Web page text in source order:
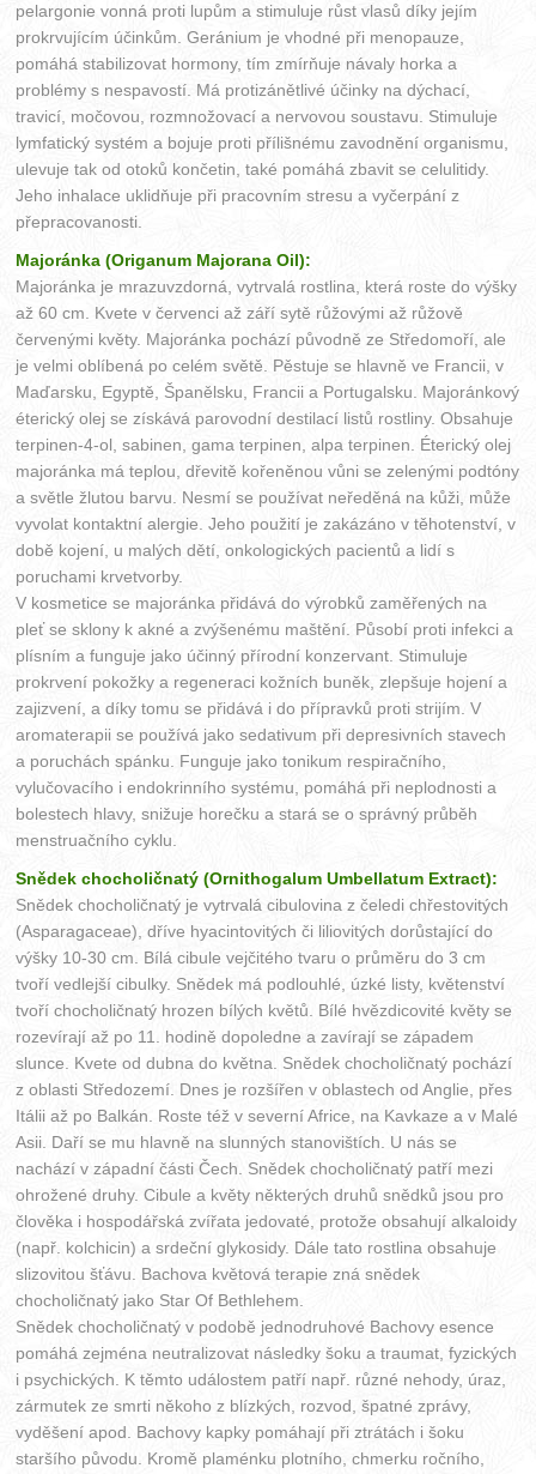
pelargonie vonná proti lupům a stimuluje růst vlasů díky jejím
prokrvujícím účinkům. Geránium je vhodné při menopauze,
pomáhá stabilizovat hormony, tím zmírňuje návaly horka a
problémy s nespavostí. Má protizánětlivé účinky na dýchací,
travicí, močovou, rozmnožovací a nervovou soustavu. Stimuluje
lymfatický systém a bojuje proti přílišnému zavodnění organismu,
ulevuje tak od otoků končetin, také pomáhá zbavit se celulitidy.
Jeho inhalace uklidňuje při pracovním stresu a vyčerpání z
přepracovanosti.
Majoránka (Origanum Majorana Oil):
Majoránka je mrazuvzdorná, vytrvalá rostlina, která roste do výšky
až 60 cm. Kvete v červenci až září sytě růžovými až růžově
červenými květy. Majoránka pochází původně ze Středomoří, ale
je velmi oblíbená po celém světě. Pěstuje se hlavně ve Francii, v
Maďarsku, Egyptě, Španělsku, Francii a Portugalsku. Majoránkový
éterický olej se získává parovodní destilací listů rostliny. Obsahuje
terpinen-4-ol, sabinen, gama terpinen, alpa terpinen. Éterický olej
majoránka má teplou, dřevitě kořeněnou vůni se zelenými podtóny
a světle žlutou barvu. Nesmí se používat neředěná na kůži, může
vyvolat kontaktní alergie. Jeho použití je zakázáno v těhotenství, v
době kojení, u malých dětí, onkologických pacientů a lidí s
poruchami krvetvorby.
V kosmetice se majoránka přidává do výrobků zaměřených na
pleť se sklony k akné a zvýšenému maštění. Působí proti infekci a
plísním a funguje jako účinný přírodní konzervant. Stimuluje
prokrvení pokožky a regeneraci kožních buněk, zlepšuje hojení a
zajizvení, a díky tomu se přidává i do přípravků proti strijím. V
aromaterapii se používá jako sedativum při depresivních stavech
a poruchách spánku. Funguje jako tonikum respiračního,
vylučovacího i endokrinního systému, pomáhá při neplodnosti a
bolestech hlavy, snižuje horečku a stará se o správný průběh
menstruačního cyklu.
Snědek chocholičnatý (Ornithogalum Umbellatum Extract):
Snědek chocholičnatý je vytrvalá cibulovina z čeledi chřestovitých
(Asparagaceae), dříve hyacintovitých či liliovitých dorůstající do
výšky 10-30 cm. Bílá cibule vejčitého tvaru o průměru do 3 cm
tvoří vedlejší cibulky. Snědek má podlouhlé, úzké listy, květenství
tvoří chocholičnatý hrozen bílých květů. Bílé hvězdicovité květy se
rozevírají až po 11. hodině dopoledne a zavírají se západem
slunce. Kvete od dubna do května. Snědek chocholičnatý pochází
z oblasti Středozemí. Dnes je rozšířen v oblastech od Anglie, přes
Itálii až po Balkán. Roste též v severní Africe, na Kavkaze a v Malé
Asii. Daří se mu hlavně na slunných stanovištích. U nás se
nachází v západní části Čech. Snědek chocholičnatý patří mezi
ohrožené druhy. Cibule a květy některých druhů snědků jsou pro
člověka i hospodářská zvířata jedovaté, protože obsahují alkaloidy
(např. kolchicin) a srdeční glykosidy. Dále tato rostlina obsahuje
slizovitou šťávu. Bachova květová terapie zná snědek
chocholičnatý jako Star Of Bethlehem.
Snědek chocholičnatý v podobě jednodruhové Bachovy esence
pomáhá zejména neutralizovat následky šoku a traumat, fyzických
i psychických. K těmto událostem patří např. různé nehody, úraz,
zármutek ze smrti někoho z blízkých, rozvod, špatné zprávy,
vyděšení apod. Bachovy kapky pomáhají při ztrátách i šoku
staršího původu. Kromě plaménku plotního, chmerku ročního,